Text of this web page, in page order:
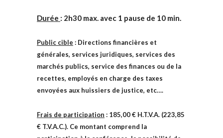
Durée : 2h30 max. avec 1 pause de 10 min.
Public cible : Directions financières et
générales, services juridiques, services des
marchés publics, service des finances ou de la
recettes, employés en charge des taxes
envoyées aux huissiers de justice, etc….
Frais de participation : 185,00 € H.T.V.A. (223,85
€ T.V.A.C.). Ce montant comprend la